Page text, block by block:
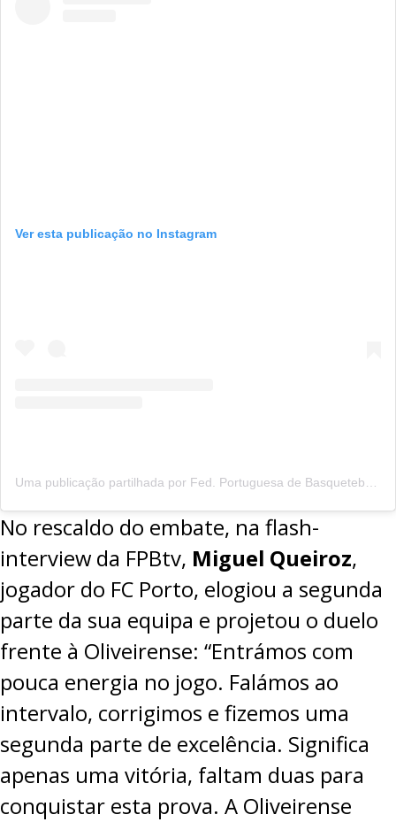
Ver esta publicação no Instagram
Uma publicação partilhada por Fed. Portuguesa de Basquetebol (@fpbasquetebol)
No rescaldo do embate, na flash-
interview da FPBtv, Miguel Queiroz,
jogador do FC Porto, elogiou a segunda
parte da sua equipa e projetou o duelo
frente à Oliveirense: “Entrámos com
pouca energia no jogo. Falámos ao
intervalo, corrigimos e fizemos uma
segunda parte de excelência. Significa
apenas uma vitória, faltam duas para
conquistar esta prova. A Oliveirense